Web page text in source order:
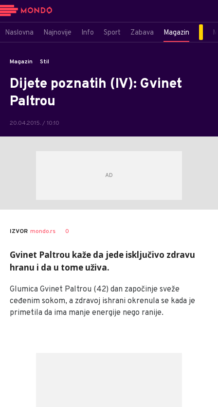
Naslovna Najnovije Info Sport Zabava Magazin
Magazin Stil
Dijete poznatih (IV): Gvinet
Paltrou
20.04.2015. / 10:10
IZVOR mondo.rs 0
Gvinet Paltrou kaže da jede isključivo zdravu
hranu i da u tome uživa.
Glumica Gvinet Paltrou (42) dan započinje sveže
ceđenim sokom, a zdravoj ishrani okrenula se kada je
primetila da ima manje energije nego ranije.